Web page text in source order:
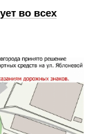
во всех